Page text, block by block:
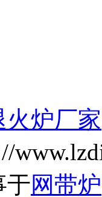
火炉厂家
于网带炉